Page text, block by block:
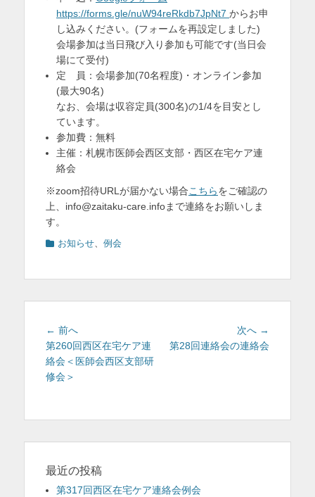
https://forms.gle/nuW94reRkdb7JpNt7 からお申
し込みください。(フォームを再設定しました)
会場参加は当日飛び入り参加も可能です(当日会
場にて受付)
定 員：会場参加(70名程度)・オンライン参加
(最大90名)
なお、会場は収容定員(300名)の1/4を目安とし
ています。
参加費：無料
主催：札幌市医師会西区支部・西区在宅ケア連
絡会
※zoom招待URLが届かない場合こちらをご確認の
上、info@zaitaku-care.infoまで連絡をお願いしま
す。
カ お知らせ、 例会
投
稿
ナ
ビ
ン
← 前へ前
の
投
第260回西区在宅ケア連
絡会＜医師会西区支部研
修会＞
次へ →
の
第28回連絡会の連絡会
最近の投稿
第317回西区在宅ケア連絡会例会